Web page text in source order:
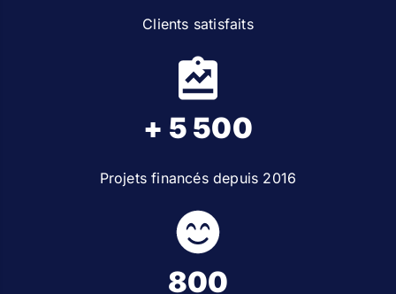
Clients satisfaits
+ 5 500
Projets financés depuis 2016
800